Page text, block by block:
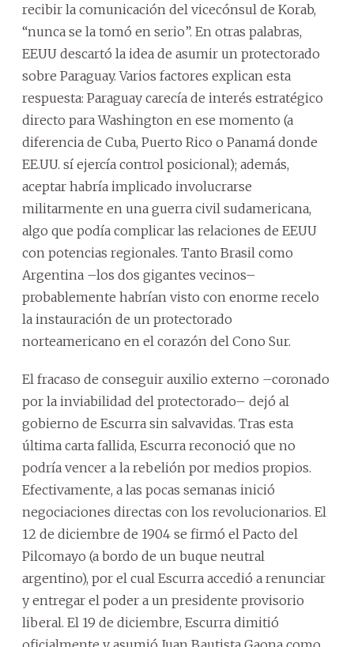
recibir la comunicación del vicecónsul de Korab,
“nunca se la tomó en serio”. En otras palabras,
EEUU descartó la idea de asumir un protectorado
sobre Paraguay. Varios factores explican esta
respuesta: Paraguay carecía de interés estratégico
directo para Washington en ese momento (a
diferencia de Cuba, Puerto Rico o Panamá donde
EE.UU. sí ejercía control posicional); además,
aceptar habría implicado involucrarse
militarmente en una guerra civil sudamericana,
algo que podía complicar las relaciones de EEUU
con potencias regionales. Tanto Brasil como
Argentina –los dos gigantes vecinos–
probablemente habrían visto con enorme recelo
la instauración de un protectorado
norteamericano en el corazón del Cono Sur.
El fracaso de conseguir auxilio externo –coronado
por la inviabilidad del protectorado– dejó al
gobierno de Escurra sin salvavidas. Tras esta
última carta fallida, Escurra reconoció que no
podría vencer a la rebelión por medios propios.
Efectivamente, a las pocas semanas inició
negociaciones directas con los revolucionarios. El
12 de diciembre de 1904 se firmó el Pacto del
Pilcomayo (a bordo de un buque neutral
argentino), por el cual Escurra accedió a renunciar
y entregar el poder a un presidente provisorio
liberal. El 19 de diciembre, Escurra dimitió